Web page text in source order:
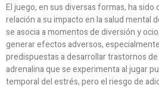
El juego, en sus diversas formas, ha
relación a su impacto en la salud mental
se asocia a momentos de diversión y
generar efectos adversos,
predispuestas a desarrollar trastornos
adrenalina que se experimenta al jugar
temporal del estrés, pero el riesgo de